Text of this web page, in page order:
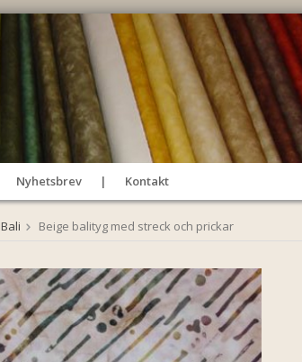
Nyhetsbrev Kontakt
Bali Beige balityg med streck och prickar